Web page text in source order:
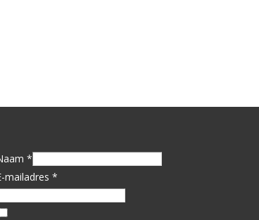
*
mailadres *